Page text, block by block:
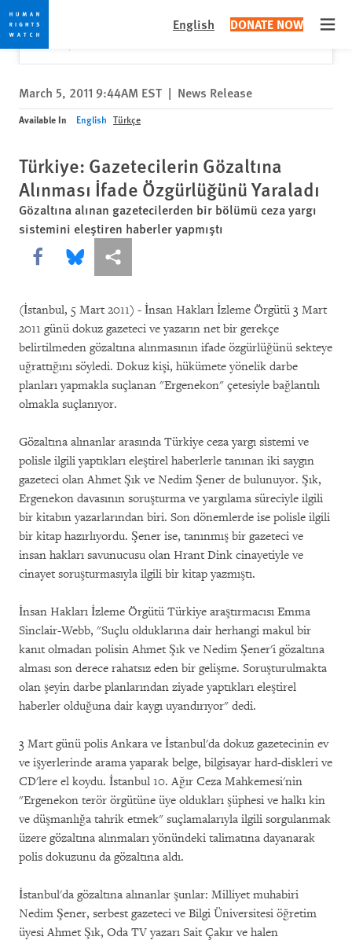
Skip
to
cookie
privacy
notice
Skip
to
main
content
English DONATE NOW
Would you like to read this page in English?
Yes
✕
March 5, 2011 9:44AM EST | News Release
Available In English Türkçe
Türkiye: Gazetecilerin Gözaltına
Alınması İfade Özgürlüğünü Yaraladı
Gözaltına alınan gazetecilerden bir bölümü ceza yargı
sistemini eleştiren haberler yapmıştı
Share this via Facebook
Share this via Bluesky
More sharing options
(İstanbul, 5 Mart 2011) - İnsan Hakları İzleme Örgütü 3 Mart
2011 günü dokuz gazeteci ve yazarın net bir gerekçe
belirtilmeden gözaltına alınmasının ifade özgürlüğünü sekteye
uğrattığını söyledi. Dokuz kişi, hükümete yönelik darbe
planları yapmakla suçlanan "Ergenekon" çetesiyle bağlantılı
olmakla suçlanıyor.
Gözaltına alınanlar arasında Türkiye ceza yargı sistemi ve
polisle ilgili yaptıkları eleştirel haberlerle tanınan iki saygın
gazeteci olan Ahmet Şık ve Nedim Şener de bulunuyor. Şık,
Ergenekon davasının soruşturma ve yargılama süreciyle ilgili
bir kitabın yazarlarından biri. Son dönemlerde ise polisle ilgili
bir kitap hazırlıyordu. Şener ise, tanınmış bir gazeteci ve
insan hakları savunucusu olan Hrant Dink cinayetiyle ve
cinayet soruşturmasıyla ilgili bir kitap yazmıştı.
İnsan Hakları İzleme Örgütü Türkiye araştırmacısı Emma
Sinclair-Webb, "Suçlu olduklarına dair herhangi makul bir
kanıt olmadan polisin Ahmet Şık ve Nedim Şener'i gözaltına
alması son derece rahatsız eden bir gelişme. Soruşturulmakta
olan şeyin darbe planlarından ziyade yaptıkları eleştirel
haberler olduğuna dair kaygı uyandırıyor" dedi.
3 Mart günü polis Ankara ve İstanbul'da dokuz gazetecinin ev
ve işyerlerinde arama yaparak belge, bilgisayar hard-diskleri ve
CD'lere el koydu. İstanbul 10. Ağır Ceza Mahkemesi'nin
"Ergenekon terör örgütüne üye oldukları şüphesi ve halkı kin
ve düşmanlığa tahrik etmek" suçlamalarıyla ilgili sorgulanmak
üzere gözaltına alınmaları yönündeki talimatına dayanarak
polis dokuzunu da gözaltına aldı.
İstanbul'da gözaltına alınanlar şunlar: Milliyet muhabiri
Nedim Şener, serbest gazeteci ve Bilgi Üniversitesi öğretim
üyesi Ahmet Şık, Oda TV yazarı Sait Çakır ve halen